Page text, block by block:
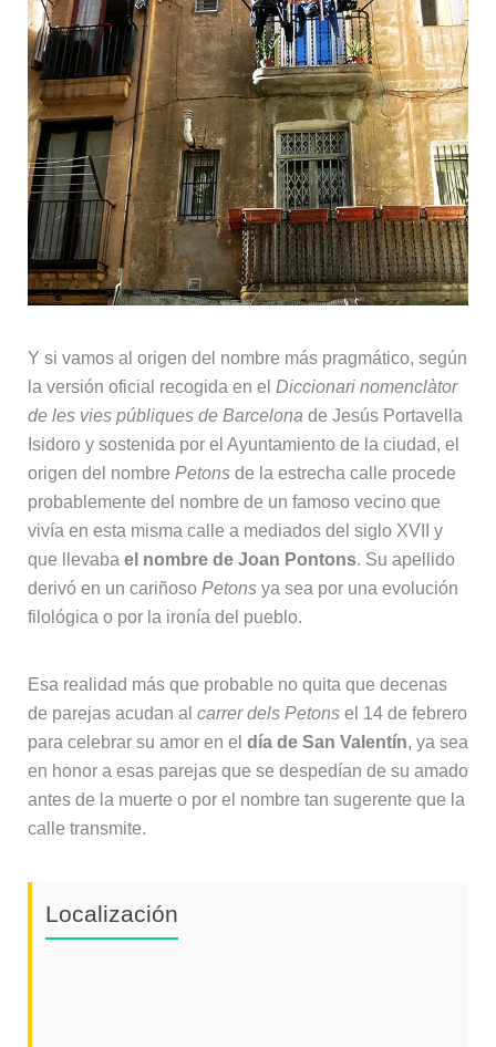
Y si vamos al origen del nombre más pragmático, según
la versión oficial recogida en el Diccionari nomenclàtor
de les vies públiques de Barcelona de Jesús Portavella
Isidoro y sostenida por el Ayuntamiento de la ciudad, el
origen del nombre Petonsde la estrecha calle procede
probablemente del nombre de un famoso vecino que
vivía en esta misma calle a mediados del siglo XVII y
que llevaba el nombre de Joan Pontons. Su apellido
derivó en un cariñoso Petonsya sea por una evolución
filológica o por la ironía del pueblo.
Esa realidad más que probable no quita que decenas
de parejas acudan al carrer dels Petonsel 14 de febrero
para celebrar su amor en el día de San Valentín, ya sea
en honor a esas parejas que se despedían de su amado
antes de la muerte o por el nombre tan sugerente que la
calle transmite.
Localización